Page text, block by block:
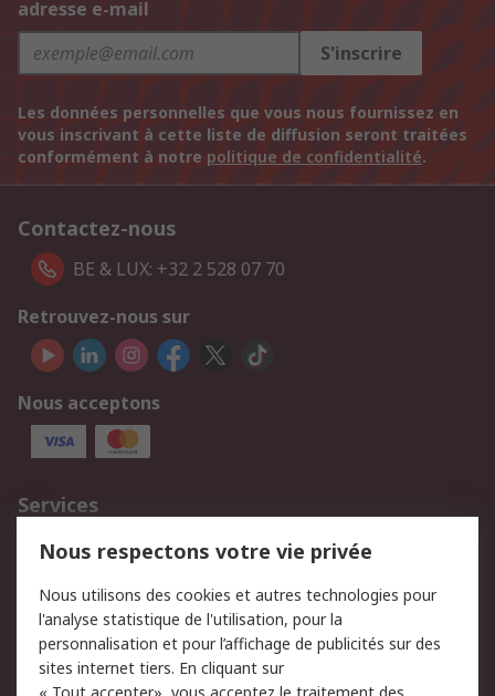
adresse e-mail
S'inscrire
Les données personnelles que vous nous fournissez en
vous inscrivant à cette liste de diffusion seront traitées
conformément à notre politique de confidentialité.
Contactez-nous
BE & LUX: +32 2 528 07 70
Retrouvez-nous sur
Nous acceptons
Services
750.000 produits
2.500 marques
Retours
Support technique
Track & trace
Nous respectons votre vie privée
Nous utilisons des cookies et autres technologies pour
l'analyse statistique de l'utilisation, pour la
personnalisation et pour l’affichage de publicités sur des
sites internet tiers. En cliquant sur